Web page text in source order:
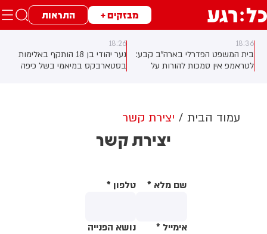
מבזקים + התראות
18:36
בית המשפט הפדרלי בארה"ב קבע:
לטראמפ אין סמכות להורות על
לממשל תינתן אפשרות לערער על
ההחלטה
18:26
נער יהודי בן 18 הותקף באלימות
בסטארבקס במיאמי בשל כיפה
שמצא מקלט בשירותים, ופאלמר
נעצרה על ידי המשטרה המקומית.
עמוד הבית יצירת קשר
יצירת קשר
שם מלא * טלפון *
אימייל *
נושא הפנייה